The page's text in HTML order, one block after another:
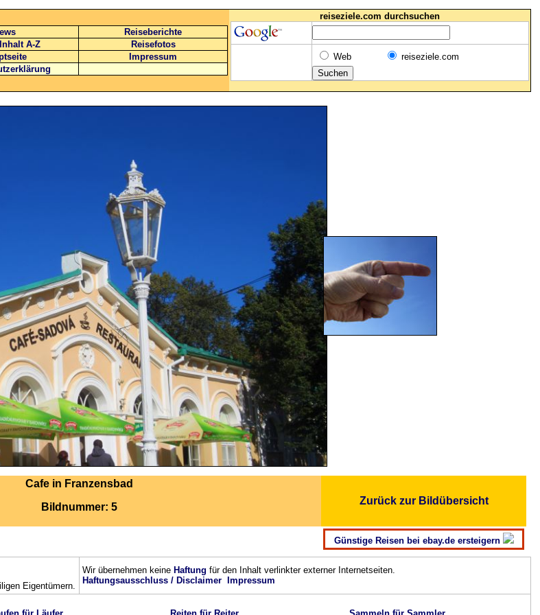
Reiseberichte
Inhalt A-Z
Reisefotos
Impressum
reiseziele.com durchsuchen
Web reiseziele.com
Cafe in Franzensbad
Bildnummer: 5
Zurück zur Bildübersicht
Günstige Reisen bei ebay.de ersteigern
Eigentümern.
Wir übernehmen keine Haftung für den Inhalt verlinkter externer Internetseiten.
Haftungsausschluss / Disclaimer
Impressum